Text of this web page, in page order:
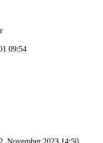
09:54